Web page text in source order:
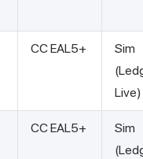
CC EAL5+
Sim
Live)
CC EAL5+
Sim